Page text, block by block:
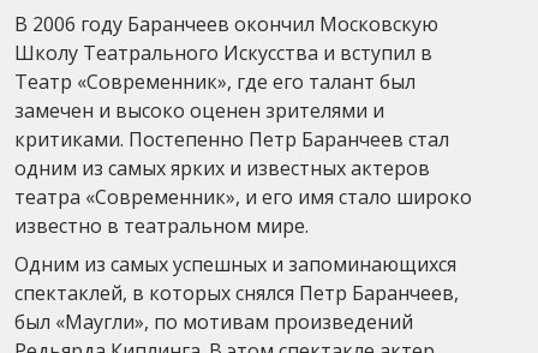
В 2006 году Баранчеев окончил Московскую
Школу Театрального Искусства и вступил в
Театр «Современник», где его талант был
замечен и высоко оценен зрителями и
критиками. Постепенно Петр Баранчеев стал
одним из самых ярких и известных актеров
театра «Современник», и его имя стало широко
известно в театральном мире.
Одним из самых успешных и запоминающихся
спектаклей, в которых снялся Петр Баранчеев,
был «Маугли», по мотивам произведений